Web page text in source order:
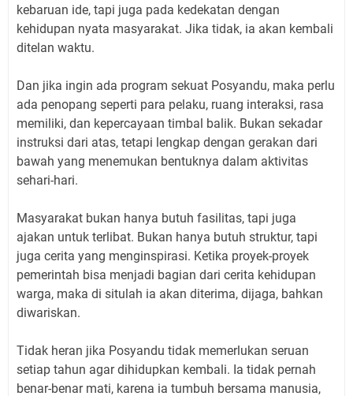
kebaruan ide, tapi juga pada kedekatan dengan
kehidupan nyata masyarakat. Jika tidak, ia akan kembali
ditelan waktu.
Dan jika ingin ada program sekuat Posyandu, maka perlu
ada penopang seperti para pelaku, ruang interaksi, rasa
memiliki, dan kepercayaan timbal balik. Bukan sekadar
instruksi dari atas, tetapi lengkap dengan gerakan dari
bawah yang menemukan bentuknya dalam aktivitas
sehari-hari.
Masyarakat bukan hanya butuh fasilitas, tapi juga
ajakan untuk terlibat. Bukan hanya butuh struktur, tapi
juga cerita yang menginspirasi. Ketika proyek-proyek
pemerintah bisa menjadi bagian dari cerita kehidupan
warga, maka di situlah ia akan diterima, dijaga, bahkan
diwariskan.
Tidak heran jika Posyandu tidak memerlukan seruan
setiap tahun agar dihidupkan kembali. Ia tidak pernah
benar-benar mati, karena ia tumbuh bersama manusia,